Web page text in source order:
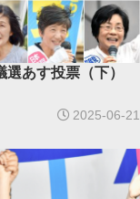
あす投票（下）
2025-06-21